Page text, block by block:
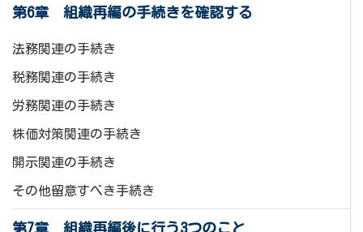
第6章 組織再編の手続きを確認する
法務関連の手続き
税務関連の手続き
労務関連の手続き
株価対策関連の手続き
開示関連の手続き
その他留意すべき手続き
第7章 組織再編後に行う3つのこと